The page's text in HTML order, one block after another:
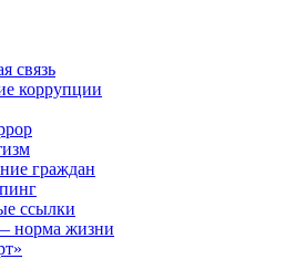
связь
коррупции
граждан
ссылки
норма жизни